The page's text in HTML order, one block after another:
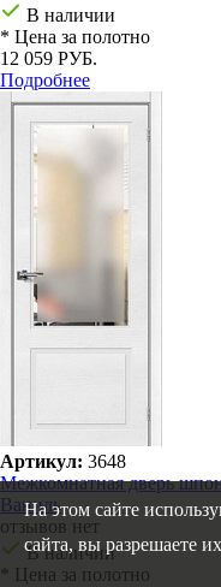
В наличии
* Цена за полотно
12 059 РУБ.
Подробнее
Артикул: 3648
Межкомнатная дверь
Ваниль
отзывов нет
В наличии
* Цена за полотно
На этом сайте
сайта, вы разрешаете